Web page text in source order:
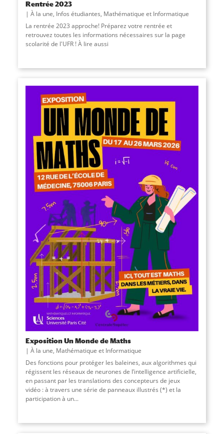
Rentrée 2023
À la une, Infos étudiantes, Mathématique et Informatique
La rentrée 2023 approche! Préparez votre rentrée et
retrouvez toutes les informations nécessaires sur la page
scolarité de l'UFR ! À lire aussi
Exposition Un Monde de Maths
À la une, Mathématique et Informatique
Des fonctions pour protéger les baleines, aux algorithmes qui
régissent les réseaux de neurones de l’intelligence artificielle,
en passant par les translations des concepteurs de jeux
vidéo : à travers une série de panneaux illustrés (*) et la
participation à un...